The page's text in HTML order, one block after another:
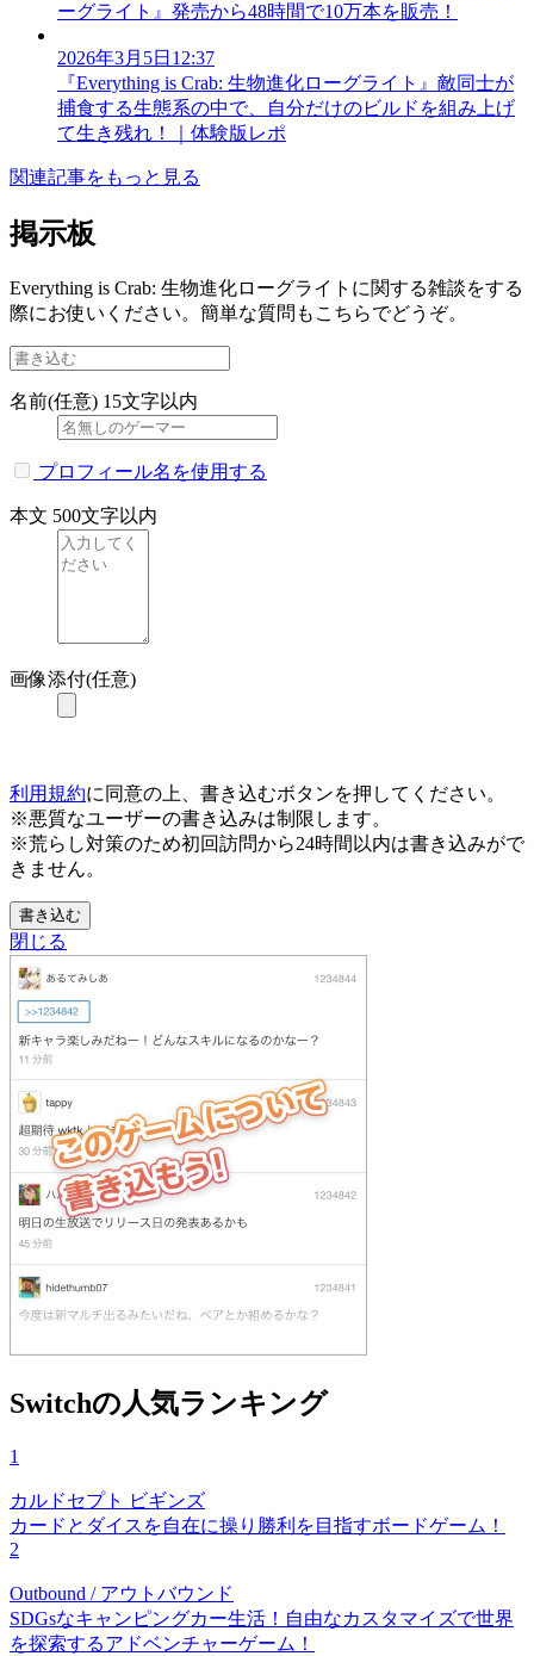
ーグライト』発売から48時間で10万本を販売！
2026年3月5日12:37
『Everything is Crab: 生物進化ローグライト』敵同士が
捕食する生態系の中で、自分だけのビルドを組み上げ
て生き残れ！｜体験版レポ
関連記事をもっと見る
掲示板
Everything is Crab: 生物進化ローグライトに関する雑談をする
際にお使いください。簡単な質問もこちらでどうぞ。
名前(任意) 15文字以内
プロフィール名を使用する
本文 500文字以内
画像添付(任意)
利用規約に同意の上、書き込むボタンを押してください。
※悪質なユーザーの書き込みは制限します。
※荒らし対策のため初回訪問から24時間以内は書き込みがで
きません。
書き込む
閉じる
Switchの人気ランキング
1
カルドセプト ビギンズ
カードとダイスを自在に操り勝利を目指すボードゲーム！
2
Outbound / アウトバウンド
SDGsなキャンピングカー生活！自由なカスタマイズで世界
を探索するアドベンチャーゲーム！